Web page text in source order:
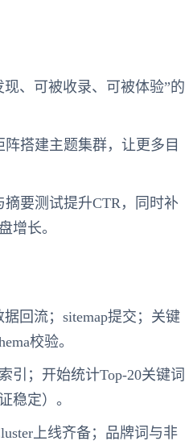
现、可被收录、可被体验”的
阵搭建主题集群，让更多目
摘要测试提升CTR，同时补
增长。
回流；sitemap提交；关键
校验。
引；开始统计Top-20关键词
稳定）。
上线齐备；品牌词与非